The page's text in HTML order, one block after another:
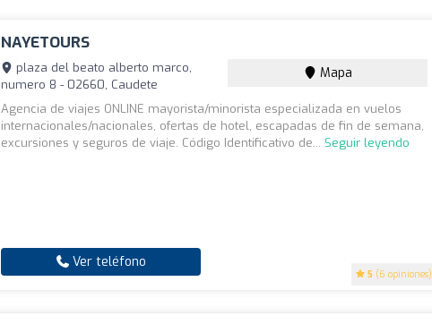
NAYETOURS
5 (6 opiniones)
plaza del beato alberto marco,
numero 8 - 02660, Caudete
Mapa
Agencia de viajes ONLINE mayorista/minorista especializada en vuelos
internacionales/nacionales, ofertas de hotel, escapadas de fin de semana,
excursiones y seguros de viaje. Código Identificativo de... Seguir leyendo
Ver teléfono